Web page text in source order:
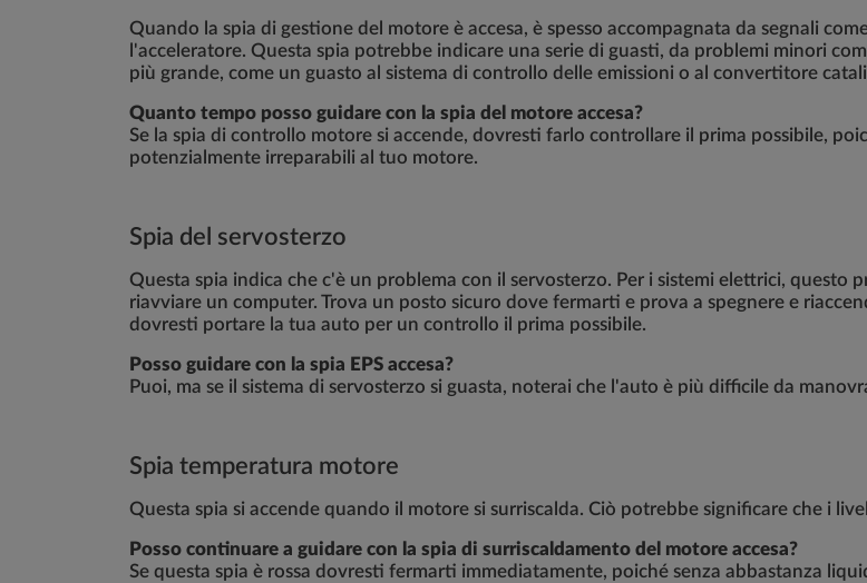
Quando la spia di gestione del motore è accesa, è spesso accompagnata da segnali
l'acceleratore. Questa spia potrebbe indicare una serie di guasti, da problemi minori
più grande, come un guasto al sistema di controllo delle emissioni o al convertitore
Quanto tempo posso guidare con la spia del motore accesa?
Se la spia di controllo motore si accende, dovresti farlo controllare il prima possibile,
potenzialmente irreparabili al tuo motore.
Spia del servosterzo
Questa spia indica che c'è un problema con il servosterzo. Per i sistemi elettrici, questo
riavviare un computer. Trova un posto sicuro dove fermarti e prova a spegnere e
dovresti portare la tua auto per un controllo il prima possibile.
Posso guidare con la spia EPS accesa?
Puoi, ma se il sistema di servosterzo si guasta, noterai che l'auto è più difficile da
Spia temperatura motore
Questa spia si accende quando il motore si surriscalda. Ciò potrebbe significare che i
Posso continuare a guidare con la spia di surriscaldamento del motore accesa?
Se questa spia è rossa dovresti fermarti immediatamente, poiché senza abbastanza